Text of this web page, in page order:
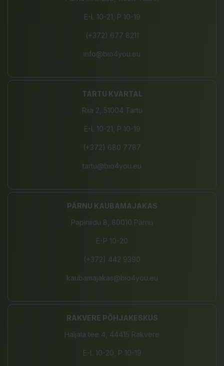
E-L 10-21, P 10-19
(+372) 677 8211
info@bio4you.eu
TARTU KVARTAL
Riia 2, 51004 Tartu
E-L 10-21, P 10-19
(+372) 680 7787
tartu@bio4you.eu
PÄRNU KAUBAMAJAKAS
Papiniidu 8, 80010 Pärnu
E-P 10-20
(+372) 442 9390
kaubamajakas@bio4you.eu
RAKVERE PÕHJAKESKUS
Haljala tee 4, 44415 Rakvere
E-L 10-20, P 10-19